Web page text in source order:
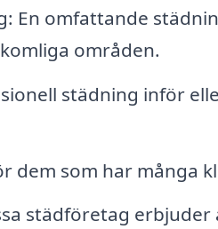
En omfattande
områden.
städning inför
dem som har många
städföretag